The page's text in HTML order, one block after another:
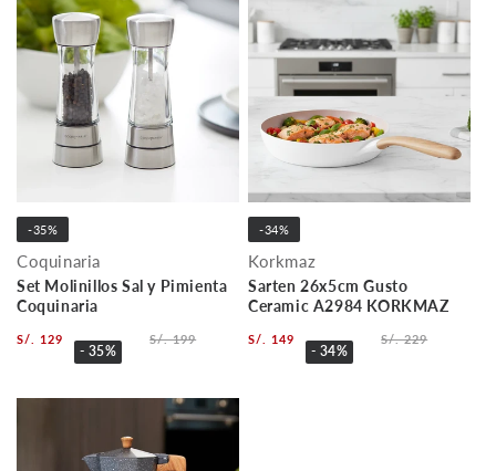
-35%
Coquinaria
Set Molinillos Sal y Pimienta
Coquinaria
S/. 129
- 35%
S/. 199
-34%
Korkmaz
Sarten 26x5cm Gusto
Ceramic A2984 KORKMAZ
S/. 149
- 34%
S/. 229